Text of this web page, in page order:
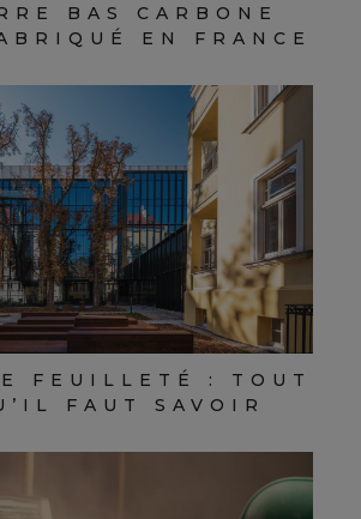
BAS CARBONE
EN FRANCE
FEUILLETÉ : TOUT
FAUT SAVOIR